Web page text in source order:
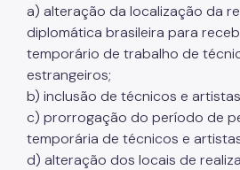
a) alteração da localização da
diplomática brasileira para
temporário de trabalho de
estrangeiros;
b) inclusão de técnicos e
c) prorrogação do período de
temporária de técnicos e
d) alteração dos locais de